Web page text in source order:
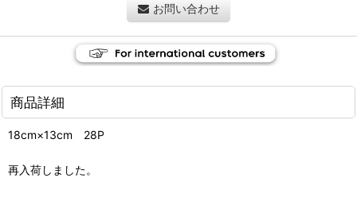
お問い合わせ
商品詳細
18cm×13cm 28P
再入荷しました。